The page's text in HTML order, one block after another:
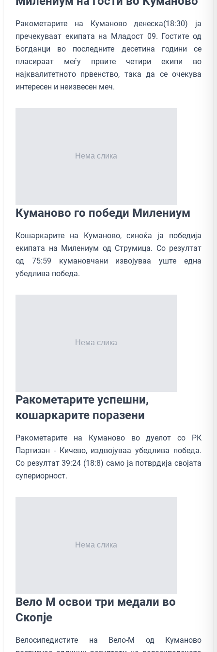
Ракометарите на Куманово денеска(18:30) ја
пречекуваат екипата на Младост 09. Гостите од
Богданци во последните десетина години се
пласираат меѓу првите четири екипи во
најквалитетното првенство, така да се очекува
интересен и неизвесен меч.
Куманово го победи Милениум
Кошаркарите на Куманово, синоќа ја победија
екипата на Милениум од Струмица. Со резултат
од 75:59 кумановчани извојуваа уште една
убедлива победа.
Ракометарите успешни,
кошаркарите поразени
Ракометарите на Куманово во дуелот со РК
Партизан - Кичево, издвојуваа убедлива победа.
Со резултат 39:24 (18:8) само ја потврдија својата
супериорност.
Вело М освои три медали во
Скопје
Велосипедистите на Вело-М од Куманово